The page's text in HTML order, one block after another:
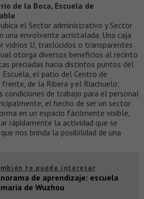
de la Boca, Escuela de
el Sector administrativo y Sector
una envolvente acristalada. Una caja
vidrios U, traslúcidos o transparentes
otorga diversos beneficios al recinto
preciadas hacia distintos puntos del
el patio del Centro de
frente, de la Ribera y el Riachuelo;
condiciones de trabajo para el personal
el hecho de ser un sector
en un espacio fácilmente visible,
rápidamente la actividad que se
nos brinda la posibilidad de una
te puede interesar
de aprendizaje: escuela
de Wuzhou